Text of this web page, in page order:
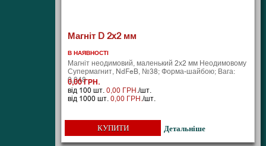
Магніт D 2x2 мм
В НАЯВНОСТІ
Магніт неодимовий, маленький 2х2 мм Неодимовому
Супермагнит, NdFeB, №38; Форма-шайбою; Вага:
0,048 ..
0,00 ГРН.
від 100 шт.0,00 ГРН./шт.
від 1000 шт.0,00 ГРН./шт.
КУПИТИ Детальніше